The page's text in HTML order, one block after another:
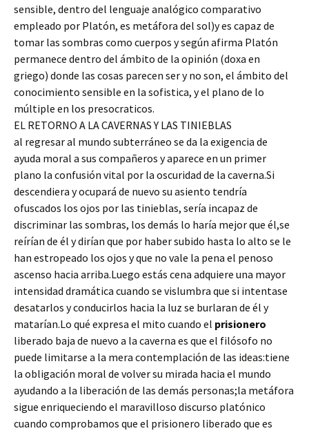
sensible, dentro del lenguaje analógico comparativo
empleado por Platón, es metáfora del sol)y es capaz de
tomar las sombras como cuerpos y según afirma Platón
permanece dentro del ámbito de la opinión (doxa en
griego) donde las cosas parecen ser y no son, el ámbito del
conocimiento sensible en la sofistica, y el plano de lo
múltiple en los presocraticos.
EL RETORNO A LA CAVERNAS Y LAS TINIEBLAS
al regresar al mundo subterráneo se da la exigencia de
ayuda moral a sus compañeros y aparece en un primer
plano la confusión vital por la oscuridad de la caverna.Si
descendiera y ocupará de nuevo su asiento tendría
ofuscados los ojos por las tinieblas, sería incapaz de
discriminar las sombras, los demás lo haría mejor que él,se
reírían de él y dirían que por haber subido hasta lo alto se le
han estropeado los ojos y que no vale la pena el penoso
ascenso hacia arriba.Luego estás cena adquiere una mayor
intensidad dramática cuando se vislumbra que si intentase
desatarlos y conducirlos hacia la luz se burlaran de él y
matarían.Lo qué expresa el mito cuando el prisionero
liberado baja de nuevo a la caverna es que el filósofo no
puede limitarse a la mera contemplación de las ideas:tiene
la obligación moral de volver su mirada hacia el mundo
ayudando a la liberación de las demás personas;la metáfora
sigue enriqueciendo el maravilloso discurso platónico
cuando comprobamos que el prisionero liberado que es